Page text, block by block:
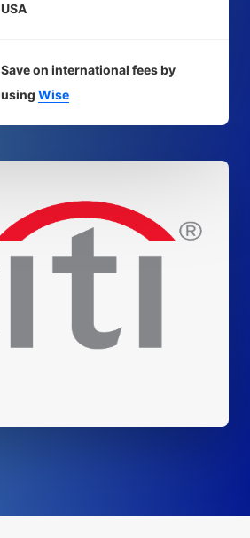
USA
Save on international fees by
using Wise